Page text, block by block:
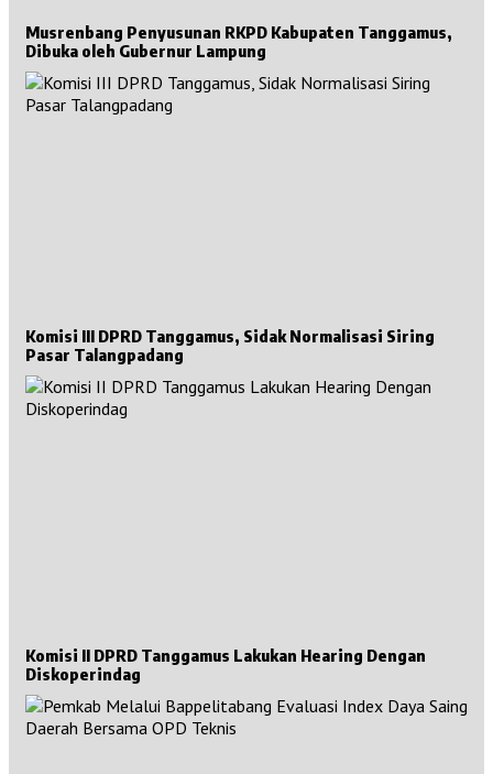
Musrenbang Penyusunan RKPD Kabupaten Tanggamus,
Dibuka oleh Gubernur Lampung
Komisi III DPRD Tanggamus, Sidak Normalisasi Siring
Pasar Talangpadang
Komisi II DPRD Tanggamus Lakukan Hearing Dengan
Diskoperindag